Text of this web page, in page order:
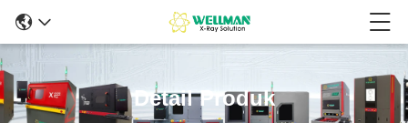
Detail Produk